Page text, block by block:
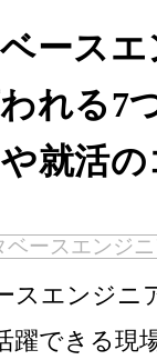
ース
れる7
就活
ベースエンジ
スエンジニ
躍できる現